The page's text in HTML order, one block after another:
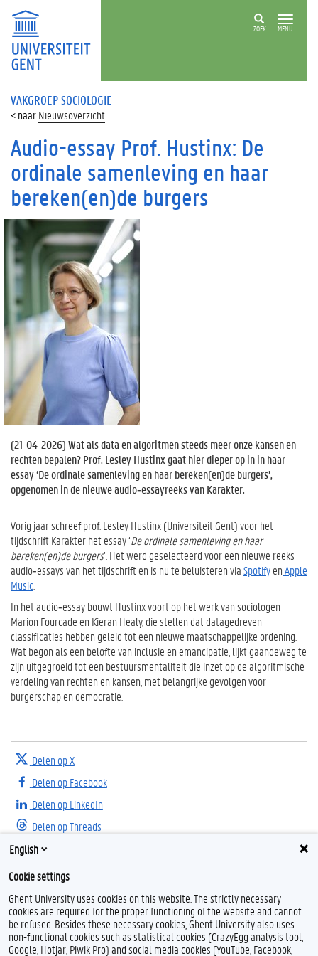
ZOEK MENU
VAKGROEP SOCIOLOGIE
Nieuwsoverzicht
Audio-essay Prof. Hustinx: De
ordinale samenleving en haar
bereken(en)de burgers
(21-04-2026) Wat als data en algoritmen steeds meer onze kansen en
rechten bepalen? Prof. Lesley Hustinx gaat hier dieper op in in haar
essay ‘De ordinale samenleving en haar bereken(en)de burgers’,
opgenomen in de nieuwe audio‑essayreeks van Karakter.
Vorig jaar schreef prof. Lesley Hustinx (Universiteit Gent) voor het
tijdschrift Karakter het essay ‘De ordinale samenleving en haar
bereken(en)de burgers’. Het werd geselecteerd voor een nieuwe reeks
audio‑essays van het tijdschrift en is nu te beluisteren viaSpotifyenApple
Music
In het audio‑essay bouwt Hustinx voort op het werk van sociologen
Marion Fourcade en Kieran Healy, die stellen dat datagedreven
classificaties hebben geleid tot een nieuwe maatschappelijke ordening.
Wat begon als een belofte van inclusie en emancipatie, lijkt gaandeweg te
zijn uitgegroeid tot een bestuursmentaliteit die inzet op de algoritmische
verdeling van rechten en kansen, met belangrijke gevolgen voor
burgerschap en democratie.
Delen op X
Delen op Facebook
Delen op LinkedIn
Delen op Threads
L
I
English
Cookie settings
Ghent University uses cookies on this website. The strictly necessary
cookies are required for the proper functioning of the website and cannot
be refused. Besides these necessary cookies, Ghent University also uses
non-functional cookies such as statistical cookies (CrazyEgg analysis tool,
Google, Hotjar, Piwik Pro) and social media cookies (YouTube, Facebook,